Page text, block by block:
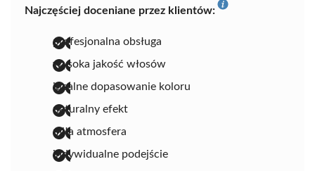
Najczęściej doceniane przez klientów:
profesjonalna obsługa
wysoka jakość włosów
idealne dopasowanie koloru
naturalny efekt
miła atmosfera
indywidualne podejście